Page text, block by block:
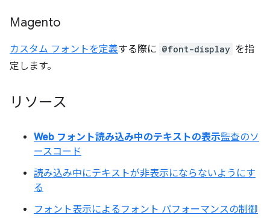
Magento
カスタム フォントを定義する際に @font-display を指
定します。
リソース
Web フォント読み込み中のテキストの表示監査のソ
ースコード
読み込み中にテキストが非表示にならないようにす
る
フォント表示によるフォント パフォーマンスの制御